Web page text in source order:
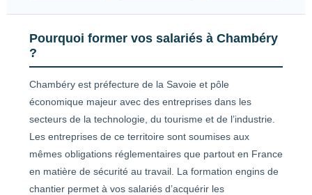
Pourquoi former vos salariés à Chambéry
?
Chambéry est préfecture de la Savoie et pôle
économique majeur avec des entreprises dans les
secteurs de la technologie, du tourisme et de l’industrie.
Les entreprises de ce territoire sont soumises aux
mêmes obligations réglementaires que partout en France
en matière de sécurité au travail. La formation engins de
chantier permet à vos salariés d’acquérir les